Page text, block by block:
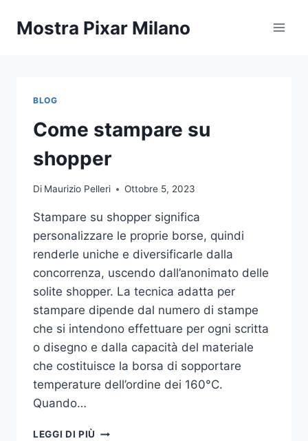
Mostra Pixar Milano
BLOG
Come stampare su
shopper
Di Maurizio Pelleri Ottobre 5, 2023
Stampare su shopper significa
personalizzare le proprie borse, quindi
renderle uniche e diversificarle dalla
concorrenza, uscendo dall’anonimato delle
solite shopper. La tecnica adatta per
stampare dipende dal numero di stampe
che si intendono effettuare per ogni scritta
o disegno e dalla capacità del materiale
che costituisce la borsa di sopportare
temperature dell’ordine dei 160°C.
Quando…
LEGGI DI PIÙ COME